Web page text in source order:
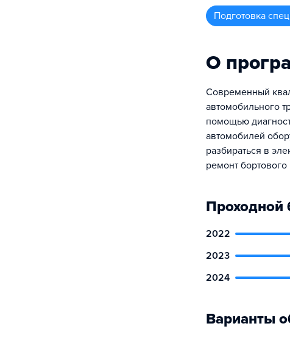
подготовка
О
Современный
автомобильного
помощью
автомобилей
разбираться в
ремонт
Проходной
2022
2023
2024
Варианты